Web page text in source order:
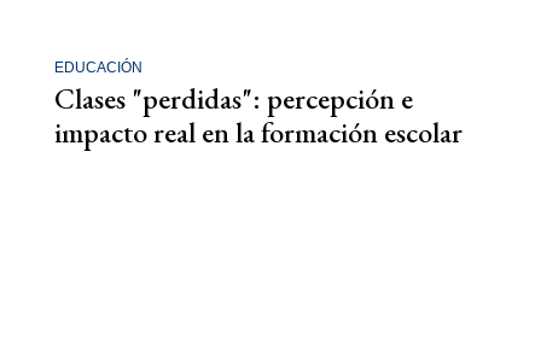
EDUCACIÓN
Clases "perdidas": percepción e
impacto real en la formación escolar